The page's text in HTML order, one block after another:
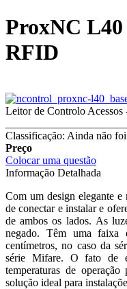
ProxNC
RFID
Leitor de Controlo
Classificação: Ainda não
Preço
Colocar uma questão
Informação Detalhada
Com um design elegante
de conectar e instalar e
de ambos os lados. As
negado. Têm uma
centímetros, no caso da
série Mifare. O fato de
temperaturas de
solução ideal para